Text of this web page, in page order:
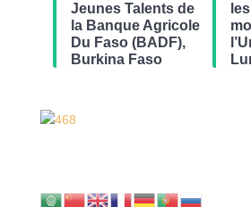
Jeunes Talents de
la Banque Agricole
Du Faso (BADF),
Burkina Faso